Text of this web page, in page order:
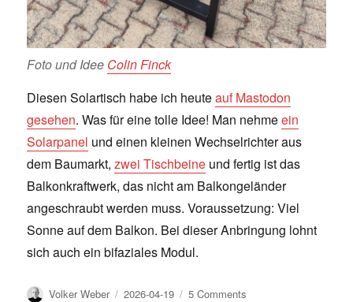
Foto und Idee Colin Finck
Diesen Solartisch habe ich heuteauf Mastodon
gesehen. Was für eine tolle Idee! Man nehmeein
Solarpanel und einen kleinen Wechselrichter aus
dem Baumarkt,zwei Tischbeine und fertig ist das
Balkonkraftwerk, das nicht am Balkongeländer
angeschraubt werden muss. Voraussetzung: Viel
Sonne auf dem Balkon. Bei dieser Anbringung lohnt
sich auch ein bifaziales Modul.
Author
Volker Weber
Posted
2026-04-19 5 Comments